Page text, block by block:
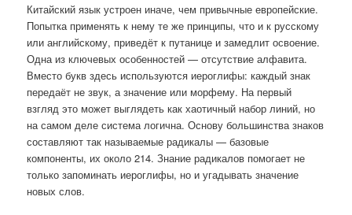
Китайский язык устроен иначе, чем привычные европейские.
Попытка применять к нему те же принципы, что и к русскому
или английскому, приведёт к путанице и замедлит освоение.
Одна из ключевых особенностей — отсутствие алфавита.
Вместо букв здесь используются иероглифы: каждый знак
передаёт не звук, а значение или морфему. На первый
взгляд это может выглядеть как хаотичный набор линий, но
на самом деле система логична. Основу большинства знаков
составляют так называемые радикалы — базовые
компоненты, их около 214. Знание радикалов помогает не
только запоминать иероглифы, но и угадывать значение
новых слов.